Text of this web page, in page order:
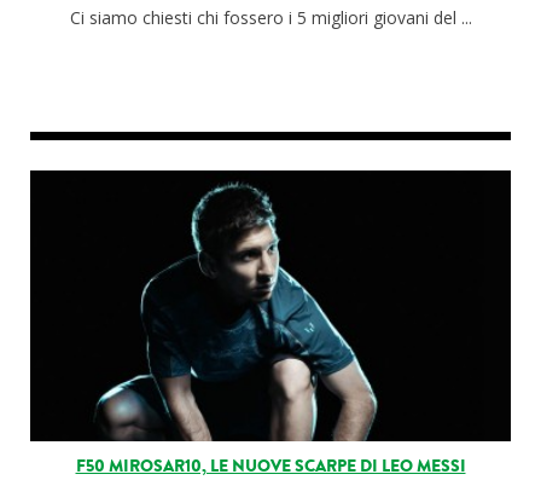
Ci siamo chiesti chi fossero i 5 migliori giovani del ...
F50 MIROSAR10, LE NUOVE SCARPE DI LEO MESSI